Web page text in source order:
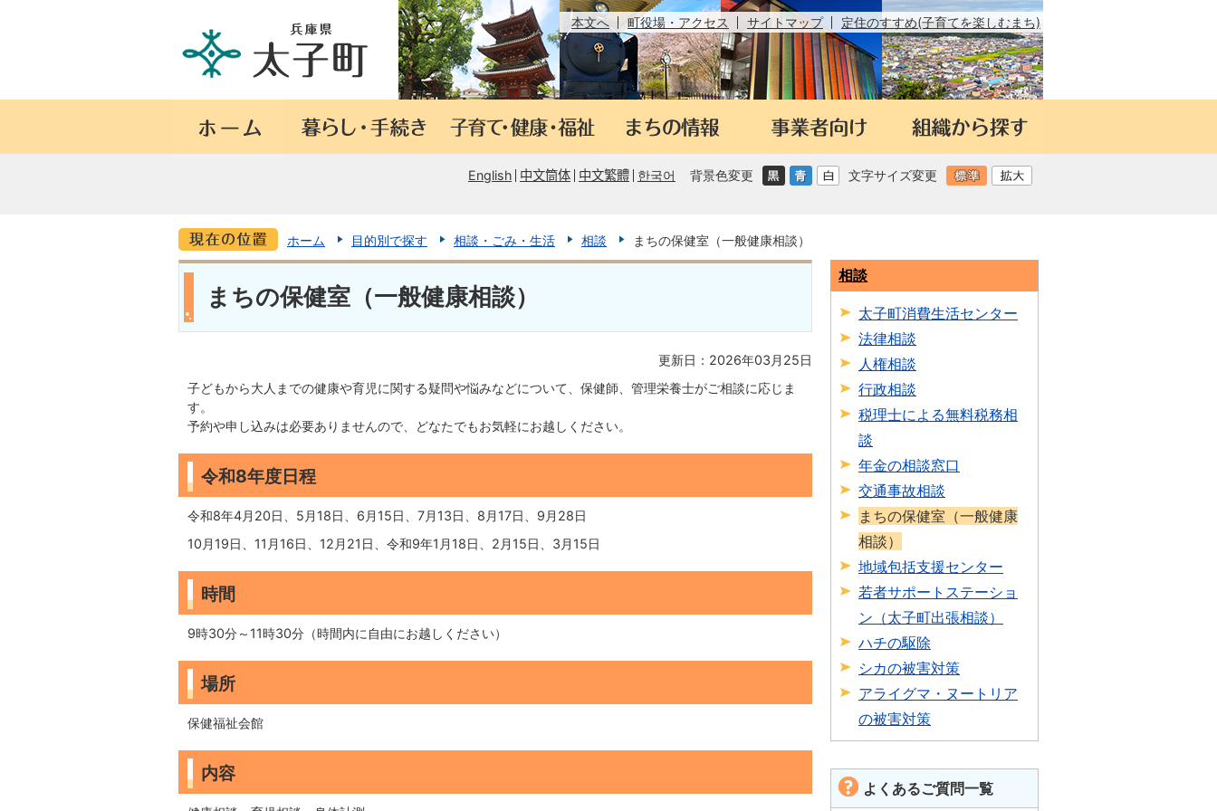
本文へ 町役場・アクセス サイトマップ 定住のすすめ(子育てを楽しむまち)
English 中文筒体 中文繁體 한국어 背景色変更 文字サイズ変更
ホーム 目的別で探す 相談・ごみ・生活 相談 まちの保健室（一般健康相談）
まちの保健室（一般健康相談）
更新日：2026年03月25日
子どもから大人までの健康や育児に関する疑問や悩みなどについて、保健師、管理栄養士がご相談に応じま
す。
予約や申し込みは必要ありませんので、どなたでもお気軽にお越しください。
令和8年度日程
令和8年4月20日、5月18日、6月15日、7月13日、8月17日、9月28日
10月19日、11月16日、12月21日、令和9年1月18日、2月15日、3月15日
時間
9時30分～11時30分（時間内に自由にお越しください）
場所
保健福祉会館
内容
相談
太子町消費生活センター
法律相談
人権相談
行政相談
税理士による無料税務相
談
年金の相談窓口
交通事故相談
まちの保健室（一般健康
相談）
地域包括支援センター
若者サポートステーショ
ン（太子町出張相談）
ハチの駆除
シカの被害対策
アライグマ・ヌートリア
の被害対策
よくあるご質問一覧